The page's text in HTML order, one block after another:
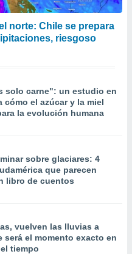
norte: Chile se prepara
riesgoso
solo carne": un estudio en
cómo el azúcar y la miel
la evolución humana
sobre glaciares: 4
que parecen
libro de cuentos
vuelven las lluvias a
será el momento exacto en
tiempo